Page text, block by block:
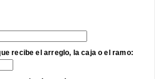
recibe el arreglo, la caja o el ramo: